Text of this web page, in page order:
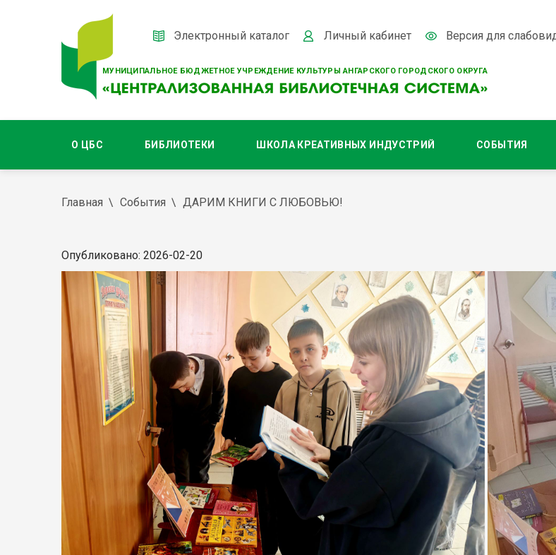
МУНИЦИПАЛЬНОЕ БЮДЖЕТНОЕ УЧРЕЖДЕНИЕ КУЛЬТУРЫ АНГАРСКОГО ГОРОДСКОГО ОКРУГА
Электронный каталог Личный кабинет Версия для
О ЦБС БИБЛИОТЕКИ ШКОЛА КРЕАТИВНЫХ ИНДУСТРИЙ СОБЫТИЯ
Главная События ДАРИМ КНИГИ С ЛЮБОВЬЮ!
Опубликовано: 2026-02-20